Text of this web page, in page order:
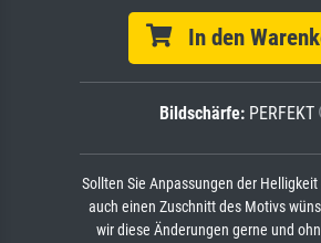
In den
Bildschärfe: PERFEKT
Sollten Sie Anpassungen der
auch einen Zuschnitt des Motivs
wir diese Änderungen gerne und